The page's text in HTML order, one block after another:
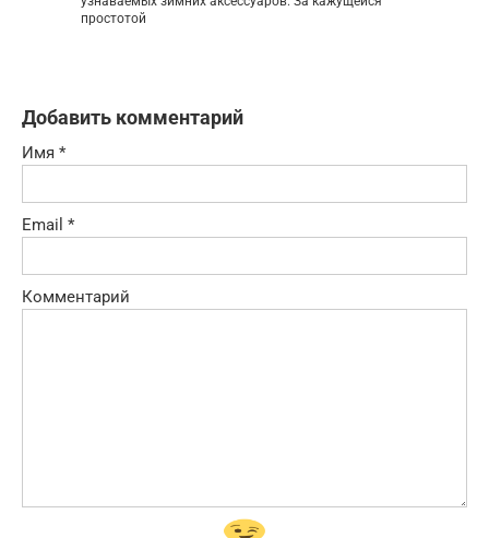
простотой
Добавить комментарий
Имя *
Email *
Комментарий